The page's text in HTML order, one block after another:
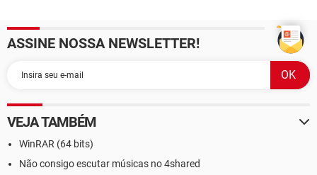
ASSINE NOSSA NEWSLETTER!
VEJA TAMBÉM
WinRAR (64 bits)
Não consigo escutar músicas no 4shared